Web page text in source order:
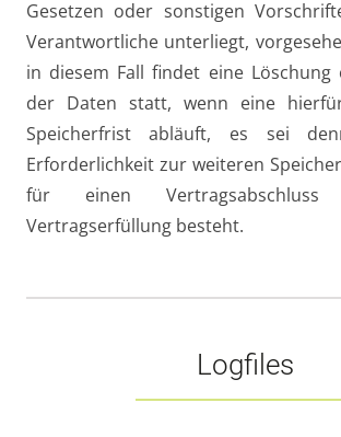
Gesetzen oder sonstigen
Verantwortliche unterliegt,
in diesem Fall findet eine Löschung
der Daten statt, wenn eine
Speicherfrist abläuft, es sei
Erforderlichkeit zur weiteren
für einen
Vertragserfüllung besteht.
Logfiles